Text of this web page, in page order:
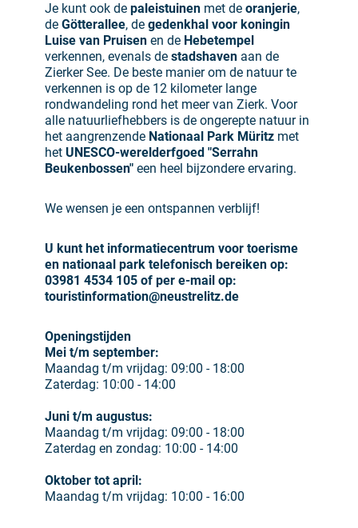
Je kunt ook de paleistuinen met de oranjerie,
de Götterallee, de gedenkhal voor koningin
Luise van Pruisen en de Hebetempel
verkennen, evenals de stadshaven aan de
Zierker See. De beste manier om de natuur te
verkennen is op de 12 kilometer lange
rondwandeling rond het meer van Zierk. Voor
alle natuurliefhebbers is de ongerepte natuur in
het aangrenzende Nationaal Park Müritz met
het UNESCO-werelderfgoed "Serrahn
Beukenbossen" een heel bijzondere ervaring.
We wensen je een ontspannen verblijf!
U kunt het informatiecentrum voor toerisme
en nationaal park telefonisch bereiken op:
03981 4534 105 of per e-mail op:
touristinformation@neustrelitz.de
Openingstijden
Mei t/m september:
Maandag t/m vrijdag: 09:00 - 18:00
Zaterdag: 10:00 - 14:00
Juni t/m augustus:
Maandag t/m vrijdag: 09:00 - 18:00
Zaterdag en zondag: 10:00 - 14:00
Oktober tot april:
Maandag t/m vrijdag: 10:00 - 16:00